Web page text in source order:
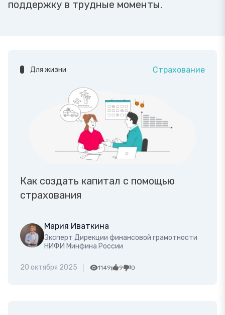
поддержку в трудные моменты.
Для жизни Страхование
Как создать капитал с помощью
страхования
Мария Иваткина
Эксперт Дирекции финансовой грамотности
НИФИ Минфина России
20 октября 2025 1149 9 0